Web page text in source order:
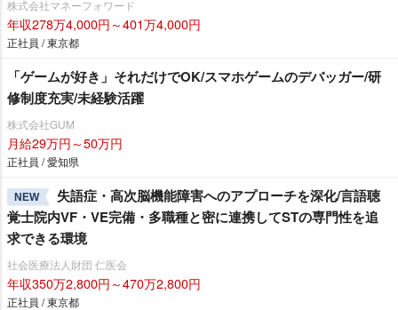
株式会社マネーフォワード
年収278万4,000円～401万4,000円
正社員 / 東京都
「ゲームが好き」それだけでOK/スマホゲームのデバッガー/研
修制度充実/未経験活躍
株式会社GUM
月給29万円～50万円
正社員 / 愛知県
NEW
失語症・高次脳機能障害へのアプローチを深化/言語聴
覚士院内VF・VE完備・多職種と密に連携してSTの専門性を追
求できる環境
社会医療法人財団 仁医会
年収350万2,800円～470万2,800円
正社員 / 東京都